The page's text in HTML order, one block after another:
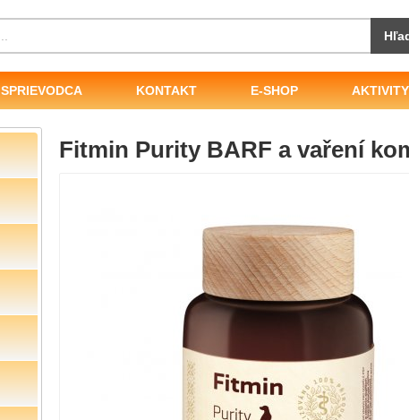
SPRIEVODCA KONTAKT E-SHOP AKTIVITY
Fitmin Purity BARF a vaření